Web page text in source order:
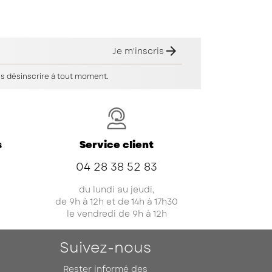
Je m'inscris 
désinscrire à tout moment.
Service client
04 28 38 52 83
du lundi au jeudi,
de 9h à 12h et de 14h à 17h30
le vendredi de 9h à 12h
Suivez-nous
Rester informé des